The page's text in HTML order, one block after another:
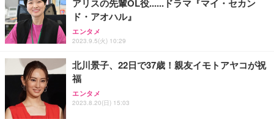
アリスの先輩OL役......ドラマ『マイ・セカン
ド・アオハル』
エンタメ
2023.9.5(火) 10:29
北川景子、22日で37歳！親友イモトアヤコが祝
福
エンタメ
2023.8.20(日) 15:03